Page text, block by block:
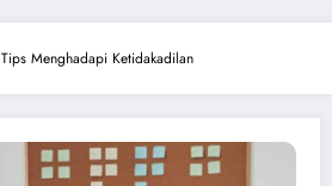
Tips Menghadapi Ketidakadilan